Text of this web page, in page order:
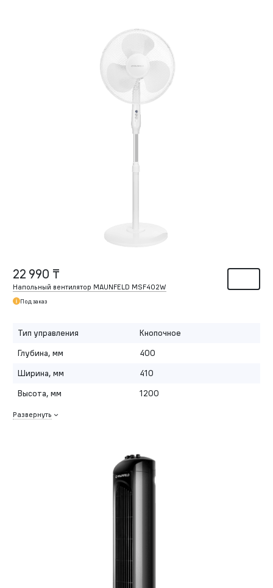
22 990 ₸
Напольный вентилятор MAUNFELD MSF402W
Под заказ
Тип управления
Кнопочное
Глубина, мм
400
Ширина, мм
410
Высота, мм
1200
Развернуть